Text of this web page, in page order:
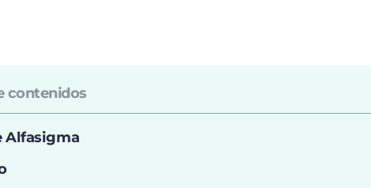
contenidos
Alfasigma